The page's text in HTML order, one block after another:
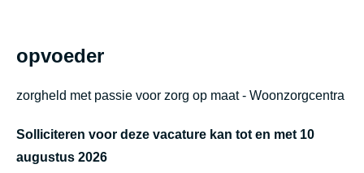
opvoeder
zorgheld met passie voor zorg op maat - Woonzorgcentra
Solliciteren voor deze vacature kan tot en met 10
augustus 2026